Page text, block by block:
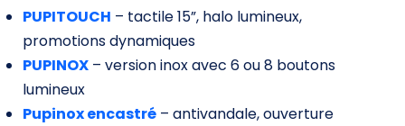
PUPITOUCH – tactile 15”, halo lumineux,
promotions dynamiques
PUPINOX – version inox avec 6 ou 8 boutons
lumineux
Pupinox encastré – antivandale, ouverture